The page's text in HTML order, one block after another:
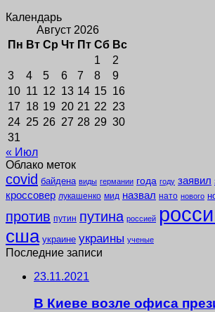
Календарь
Август 2026
Пн Вт Ср Чт Пт Сб Вс
1
2
3
4 5 6 7 8
9
10 11 12 13 14 15 16
17 18 19 20 21 22 23
24 25 26 27 28 29 30
31
« Июл
Облако меток
covid байдена виды германии года году заявил
кроссовер лукашенко мид назвал нато нового
против путин путина россией
сша украине украины ученые
Последние записи
23.11.2021
В Киеве возле офиса